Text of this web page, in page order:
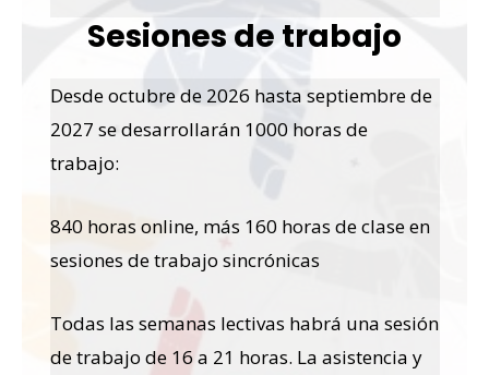
Sesiones de trabajo
Desde octubre de 2026 hasta septiembre de
2027 se desarrollarán 1000 horas de
trabajo:
840 horas online, más 160 horas de clase en
sesiones de trabajo sincrónicas
Todas las semanas lectivas habrá una sesión
de trabajo de 16 a 21 horas. La asistencia y